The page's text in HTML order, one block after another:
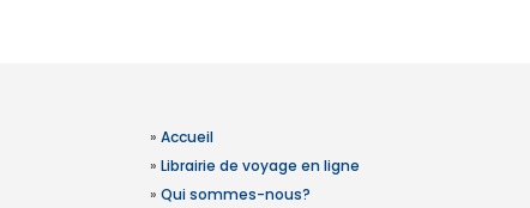
» Accueil
» Librairie de voyage en ligne
» Qui sommes-nous?